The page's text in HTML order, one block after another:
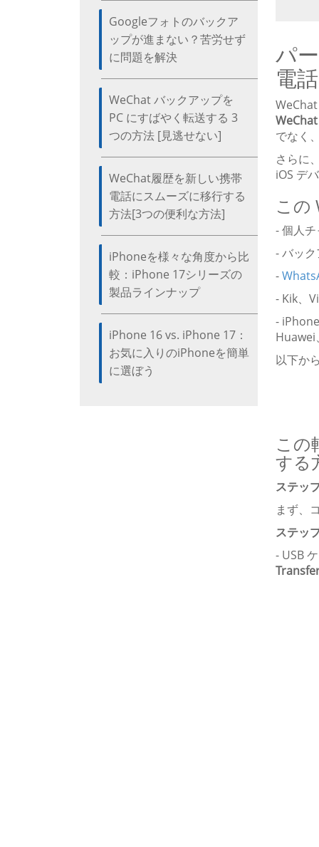
Googleフォトのバックア
ップが進まない？苦労せず
に問題を解決
WeChat バックアップを
PC にすばやく転送する 3
つの方法 [見逃せない]
WeChat履歴を新しい携帯
電話にスムーズに移行する
方法[3つの便利な方法]
iPhoneを様々な角度から比
較：iPhone 17シリーズの
製品ラインナップ
iPhone 16 vs. iPhone 17：
お気に入りのiPhoneを簡単
に選ぼう
パ
電
でなく
さらに
iOS デ
この
- 個人
- バッ
-
- Kik、
-
Huawei
以下か
この
する
ステッ
まず、
ステッ
- USB